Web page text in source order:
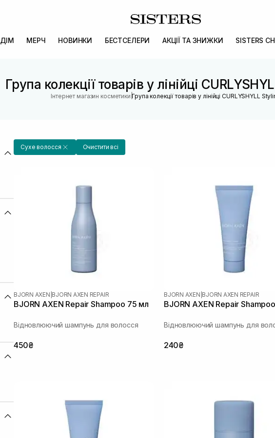
ДІМ МЕРЧ НОВИНКИ БЕСТСЕЛЕРИ АКЦІЇ ТА ЗНИЖКИ SISTERS
Група колекції товарів у лінійці
Інтернет магазин косметики |Група колекції товарів у лінійці CURLYSHYLL
Сухе волосся Очистити всі
BJORN AXEN BJORN AXEN REPAIR
BJORN AXEN Repair Shampoo 75 мл
Відновлюючий шампунь для волосся
450₴
BJORN AXEN BJORN AXEN REPAIR
BJORN AXEN Repair
Відновлюючий шампунь для
240₴